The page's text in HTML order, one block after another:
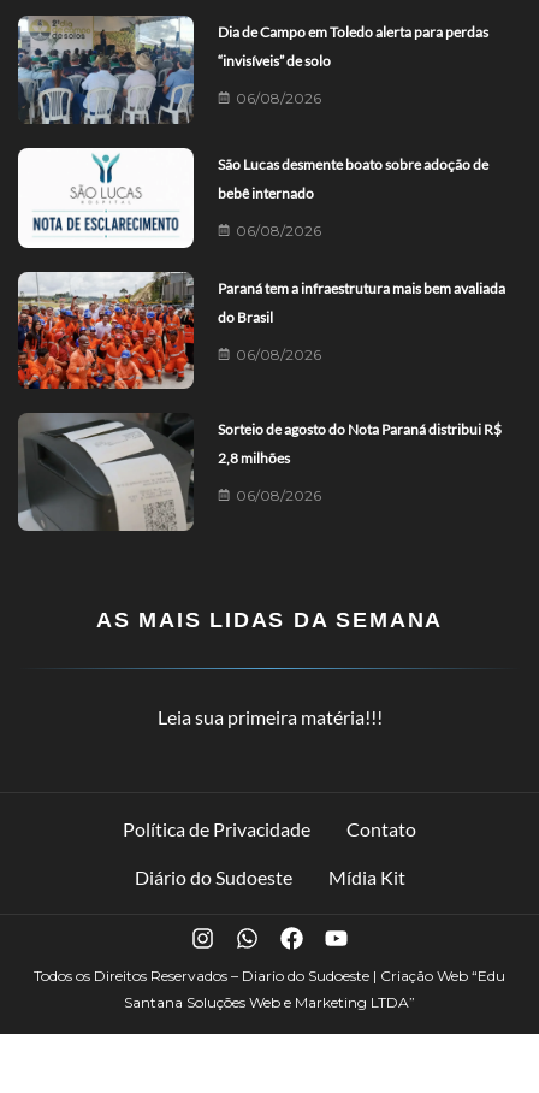
Dia de Campo em Toledo alerta para perdas
“invisíveis” de solo
06/08/2026
São Lucas desmente boato sobre adoção de
bebê internado
06/08/2026
Paraná tem a infraestrutura mais bem avaliada
do Brasil
06/08/2026
Sorteio de agosto do Nota Paraná distribui R$
2,8 milhões
06/08/2026
AS MAIS LIDAS DA SEMANA
Leia sua primeira matéria!!!
Política de Privacidade Contato
Diário do Sudoeste Mídia Kit
Todos os Direitos Reservados – Diario do Sudoeste | Criação Web “Edu
Santana Soluções Web e Marketing LTDA”